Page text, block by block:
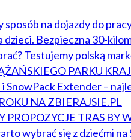
na dojazdy do
dzieci. Bezpieczna 30-
Testujemy polską
PARKU
SnowPack Extender –
NA ZBIERAJSIE.PL
PROPOZYCJE TRAS BY
wybrać się z dziećmi na